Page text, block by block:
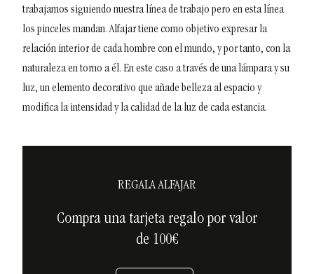
trabajamos siguiendo nuestra línea de trabajo pero en esta línea
los pinceles mandan. Alfajar tiene como objetivo expresar la
relación interior de cada hombre con el mundo, y por tanto, con la
naturaleza en torno a él. En este caso a través de una lámpara y su
luz, un elemento decorativo que añade belleza al espacio y
modifica la intensidad y la calidad de la luz de cada estancia.
REGALA ALFAJAR
Compra una tarjeta regalo por valor
de 100€